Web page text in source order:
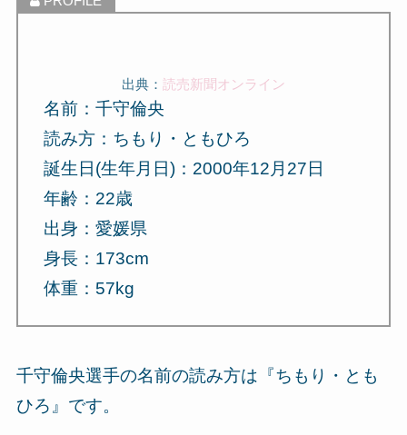
出典： 読売新聞オンライン
名前：千守倫央
読み方：ちもり・ともひろ
誕生日(生年月日)：2000年12月27日
年齢：22歳
出身：愛媛県
身長：173cm
体重：57kg
千守倫央選手の名前の読み方は『ちもり・とも
ひろ』です。